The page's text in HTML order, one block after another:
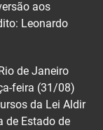
aos
Leonardo
de Janeiro
feira (31/08)
da Lei Aldir
de Estado de